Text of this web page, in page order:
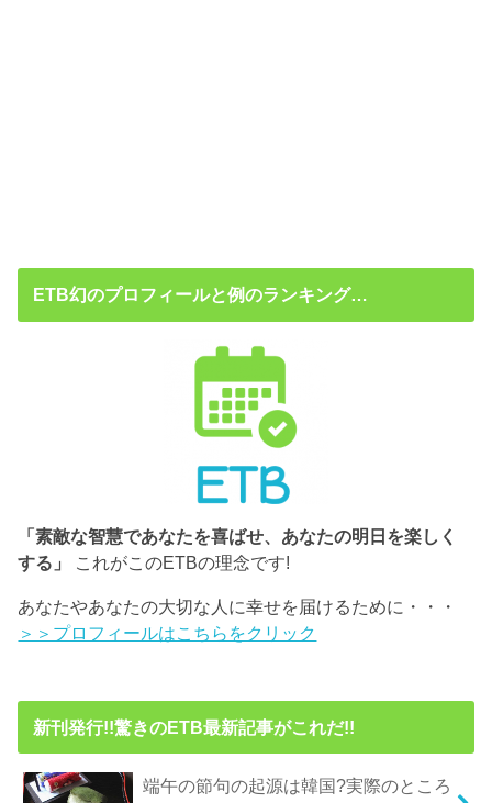
ETB幻のプロフィールと例のランキング…
「素敵な智慧であなたを喜ばせ、あなたの明日を楽しく
する」 これがこのETBの理念です!
あなたやあなたの大切な人に幸せを届けるために・・・
＞＞プロフィールはこちらをクリック
新刊発行!!驚きのETB最新記事がこれだ!!
端午の節句の起源は韓国?実際のところ